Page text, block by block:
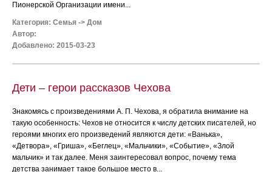
Пионерской Организации имени...
Категория: Семья -> Дом
Автор:
Добавлено: 2015-03-23
Дети – герои рассказов Чехова
Знакомясь с произведениями А. П. Чехова, я обратила внимание на
такую особенность: Чехов не относится к числу детских писателей, но
героями многих его произведений являются дети: «Ванька»,
«Детвора», «Гриша», «Беглец», «Мальчики», «Событие», «Злой
мальчик» и так далее. Меня заинтересовал вопрос, почему тема
детства занимает такое большое место в...